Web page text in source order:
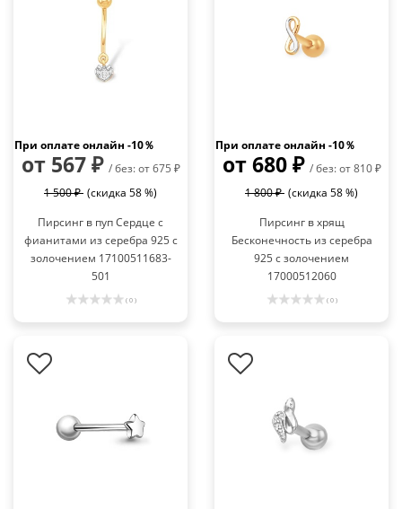
При оплате онлайн -10％
от 567 ₽ / без: от 675 ₽
1 500 ₽ (скидка 58 %)
Пирсинг в пуп Сердце с
фианитами из серебра 925 с
золочением 17100511683-
501
( 0 )
При оплате онлайн -10％
от 680 ₽ / без: от 810 ₽
1 800 ₽ (скидка 58 %)
Пирсинг в хрящ
Бесконечность из серебра
925 с золочением
17000512060
( 0 )